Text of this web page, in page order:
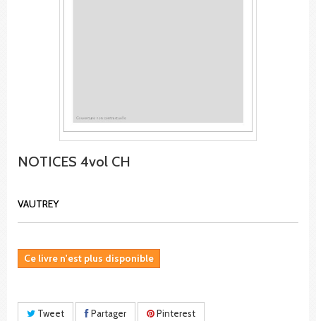
NOTICES 4vol CH
VAUTREY
Ce livre n'est plus disponible
Tweet Partager Pinterest